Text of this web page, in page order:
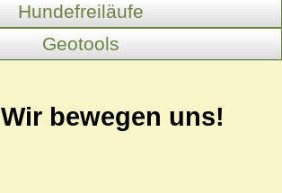
Hundefreiläufe
Geotools
Wir bewegen uns!